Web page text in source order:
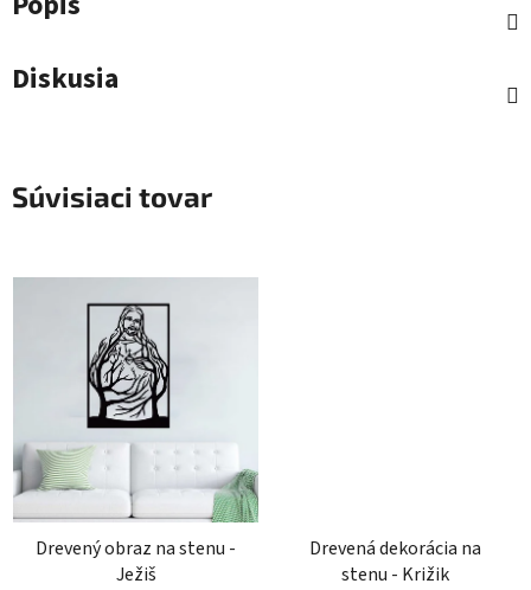
Diskusia
Súvisiaci tovar
Drevený obraz na stenu -
Ježiš
Drevená dekorácia na
stenu - Križik